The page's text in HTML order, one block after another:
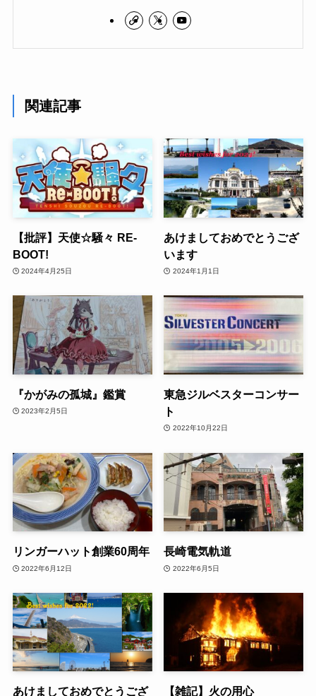
関連記事
【批評】天使☆騒々 RE-
BOOT!
2024年4月25日
あけましておめでとうござ
います
2024年1月1日
『かがみの孤城』鑑賞
2023年2月5日
東急ジルベスターコンサー
ト
2022年10月22日
リンガーハット創業60周年
2022年6月12日
長崎電気軌道
2022年6月5日
あけましておめでとうござ
【雑記】火の用心